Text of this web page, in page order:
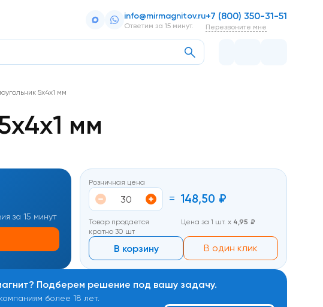
info@mirmagnitov.ru
Ответим за 15 минут.
+7 (800) 350-31-51
Перезвоните мне
5х4х1 мм
мм
за 15 минут
Розничная цена
= 148,50 ₽
Товар продается
кратно 30 шт
Цена за 1 шт. х 4,95 ₽
В корзину В один клик
Подберем решение под вашу задачу.
более 18 лет.